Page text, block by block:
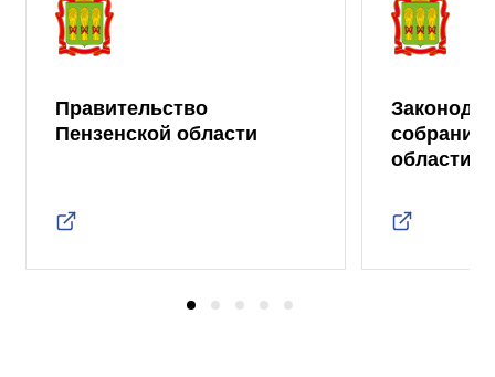
Правительство
Пензенской области
собрание
области